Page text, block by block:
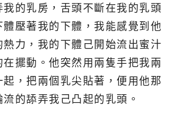
的乳房，舌頭不斷在我的乳頭
體壓著我的下體，我能感覺到他
熱力，我的下體己開始流出蜜汁
在擺動。他突然用兩隻手把我兩
，把兩個乳尖貼著，便用他那
的舔弄我己凸起的乳頭。